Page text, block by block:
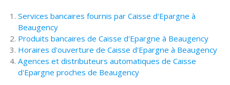
Services bancaires fournis par Caisse d'Epargne à
Beaugency
Produits bancaires de Caisse d'Epargne à Beaugency
Horaires d'ouverture de Caisse d'Epargne à Beaugency
Agences et distributeurs automatiques de Caisse
d'Epargne proches de Beaugency